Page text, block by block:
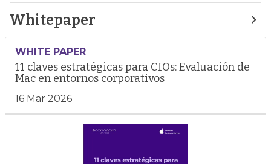
Whitepaper
WHITE PAPER
11 claves estratégicas para CIOs: Evaluación de
Mac en entornos corporativos
16 Mar 2026